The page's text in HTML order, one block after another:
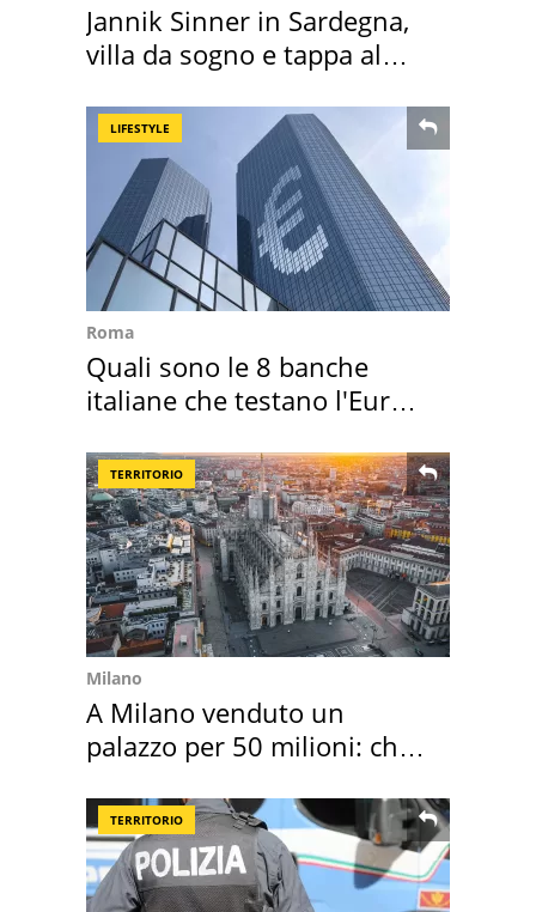
Jannik Sinner in Sardegna,
villa da sogno e tappa al
LIFESTYLE
Roma
Quali sono le 8 banche
italiane che testano l'Euro
TERRITORIO
Milano
A Milano venduto un
palazzo per 50 milioni: chi
TERRITORIO